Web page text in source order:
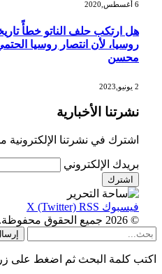
هل ارتكب حلف الناتو خطأً
روسيا، لأن انتصار روسيا
محسن
نشرتنا الأخبارية
اشترك في نشرتنا الإلكترونية
بريدك الإلكتروني
فيسبوك X (Twitter) RSS
© 2026 جميع الحقوق محفوظة.
إرسال
اكتب كلمة البحث ثم اضغط على زر